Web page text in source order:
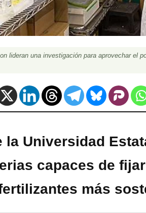
lideran una investigación para aprovechar el
la Universidad
capaces de
más